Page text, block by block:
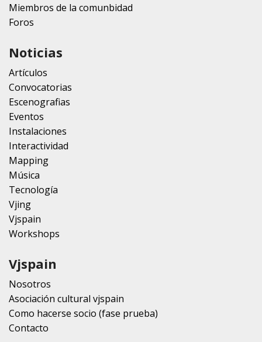
Miembros de la comunbidad
Foros
Noticias
Artículos
Convocatorias
Escenografias
Eventos
Instalaciones
Interactividad
Mapping
Música
Tecnología
Vjing
Vjspain
Workshops
Vjspain
Nosotros
Asociación cultural vjspain
Como hacerse socio (fase prueba)
Contacto